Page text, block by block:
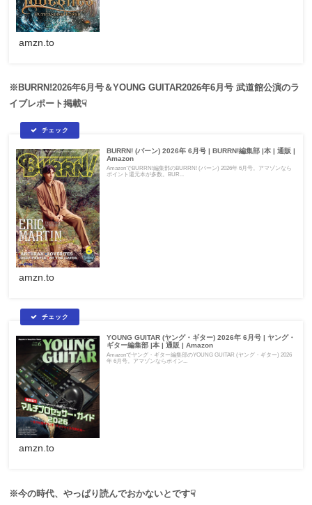
amzn.to
※BURRN!2026年6月号＆YOUNG GUITAR2026年6月号 武道館公演のラ
イブレポート掲載☟
BURRN! (バーン) 2026年 6月号 | BURRN!編集部 |本 | 通販 |
Amazon
AmazonでBURRN!編集部のBURRN! (バーン) 2026年 6月号。アマゾンなら
ポイント還元本が多数。BUR...
amzn.to
YOUNG GUITAR (ヤング・ギター) 2026年 6月号 | ヤング・
ギター編集部 |本 | 通販 | Amazon
Amazonでヤング・ギター編集部のYOUNG GUITAR (ヤング・ギター) 2026
年 6月号。アマゾンならポイン...
amzn.to
※今の時代、やっぱり読んでおかないとです☟